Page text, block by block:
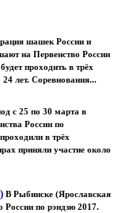
шашек России и
на Первенство России
проходить в трёх
24 лет. Соревнования...
с 25 по 30 марта в
России по
в трёх
приняли участие около
В Рыбинске (Ярославская
России по рэндзю 2017.